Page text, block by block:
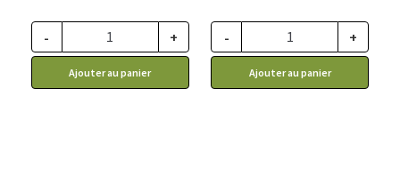
- +
Ajouter au panier
- +
Ajouter au panier